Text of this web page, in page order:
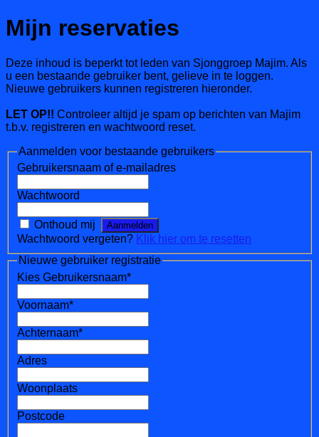
Mijn reservaties
Deze inhoud is beperkt tot leden van Sjonggroep Majim. Als
u een bestaande gebruiker bent, gelieve in te loggen.
Nieuwe gebruikers kunnen registreren hieronder.
LET OP!! Controleer altijd je spam op berichten van Majim
t.b.v. registreren en wachtwoord reset.
Aanmelden voor bestaande gebruikers
Gebruikersnaam of e-mailadres
Wachtwoord
Onthoud mij
Wachtwoord vergeten? Klik hier om te resetten
Nieuwe gebruiker registratie
Kies Gebruikersnaam*
Voornaam*
Achternaam*
Adres
Woonplaats
Postcode